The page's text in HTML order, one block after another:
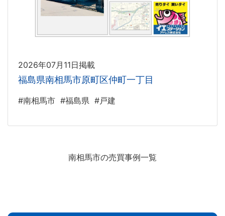
2026年07月11日掲載
福島県南相馬市原町区仲町一丁目
#南相馬市 #福島県 #戸建
南相馬市の売買事例一覧